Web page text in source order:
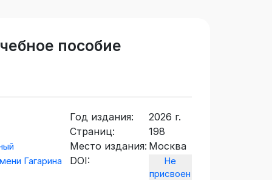
пособие
Гагарина
Год издания:
2026 г.
Страниц:
198
Место издания: Москва
DOI:
Не
присвоен